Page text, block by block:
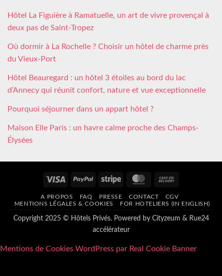
Hôtel La Figuière à Ramatuelle, un art de vivre provençal à
deux pas de Saint-Tropez
Où dormir à La Rochelle ? Choisir un hôtel de charme près
du Vieux-Port
Hôtel Beauregard : un hôtel 3 étoiles au bord du lac
d’Annecy qui réunit confort, nature et vue exceptionnelle
Pourquoi séjourner dans un appart hôtel ?
Maison Elle Paris : un havre calme proche des Champs-
Élysées
Visa PayPal Stripe MasterCard
Delivery
A PROPOS FAQ PRESSE CONTACT
CGV
MENTIONS LÉGALES & COOKIES
FOR HOTELIERS (IN ENGLISH)
Copyright 2025 © Hôtels Privés. Powered by Cityzeum & Rue24
accélérateur
Mentions de Cookies WordPress par Real Cookie Banner